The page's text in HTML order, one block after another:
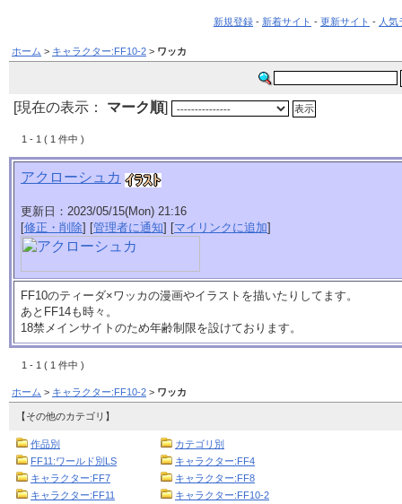
新規登録 - 新着サイト - 更新サイト - 人
ホーム > キャラクター:FF10-2 > ワッカ
[現在の表示： マーク順]
1 - 1 ( 1 件中 )
アクローシュカ
更新日：2023/05/15(Mon) 21:16
[修正・削除] [管理者に通知] [マイリンクに追加]
FF10のティーダ×ワッカの漫画やイラストを描いたりしてます。
あとFF14も時々。
18禁メインサイトのため年齢制限を設けております。
1 - 1 ( 1 件中 )
ホーム > キャラクター:FF10-2 > ワッカ
【その他のカテゴリ】
作品別
カテゴリ別
FF11:ワールド別LS
キャラクター:FF4
キャラクター:FF7
キャラクター:FF8
キャラクター:FF11
キャラクター:FF10-2